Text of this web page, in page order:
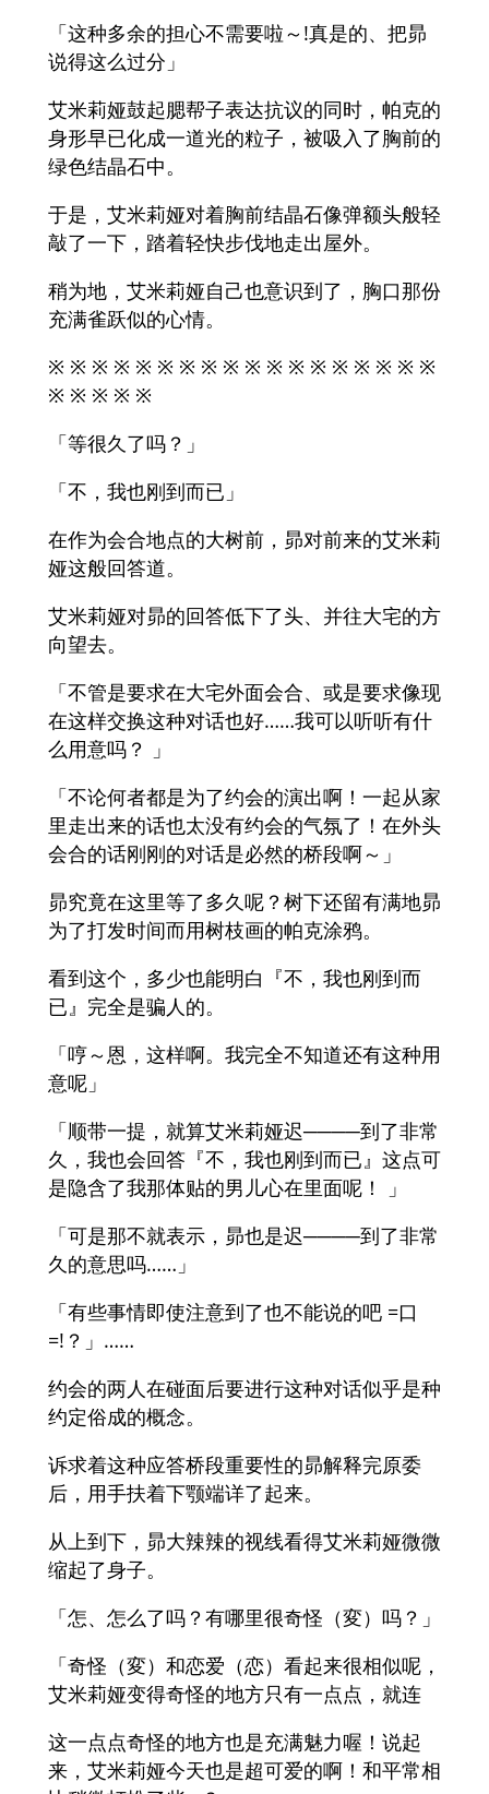
「这种多余的担心不需要啦～!真是的、把昴
说得这么过分」
艾米莉娅鼓起腮帮子表达抗议的同时，帕克的
身形早已化成一道光的粒子，被吸入了胸前的
绿色结晶石中。
于是，艾米莉娅对着胸前结晶石像弹额头般轻
敲了一下，踏着轻快步伐地走出屋外。
稍为地，艾米莉娅自己也意识到了，胸口那份
充满雀跃似的心情。
※ ※ ※ ※ ※ ※ ※ ※ ※ ※ ※ ※ ※ ※ ※ ※ ※ ※
※ ※ ※ ※ ※
「等很久了吗？」
「不，我也刚到而已」
在作为会合地点的大树前，昴对前来的艾米莉
娅这般回答道。
艾米莉娅对昴的回答低下了头、并往大宅的方
向望去。
「不管是要求在大宅外面会合、或是要求像现
在这样交换这种对话也好……我可以听听有什
么用意吗？ 」
「不论何者都是为了约会的演出啊！一起从家
里走出来的话也太没有约会的气氛了！在外头
会合的话刚刚的对话是必然的桥段啊～」
昴究竟在这里等了多久呢？树下还留有满地昴
为了打发时间而用树枝画的帕克涂鸦。
看到这个，多少也能明白『不，我也刚到而
已』完全是骗人的。
「哼～恩，这样啊。我完全不知道还有这种用
意呢」
「顺带一提，就算艾米莉娅迟────到了非常
久，我也会回答『不，我也刚到而已』这点可
是隐含了我那体贴的男儿心在里面呢！ 」
「可是那不就表示，昴也是迟────到了非常
久的意思吗……」
「有些事情即使注意到了也不能说的吧 =口
=!？」……
约会的两人在碰面后要进行这种对话似乎是种
约定俗成的概念。
诉求着这种应答桥段重要性的昴解释完原委
后，用手扶着下颚端详了起来。
从上到下，昴大辣辣的视线看得艾米莉娅微微
缩起了身子。
「怎、怎么了吗？有哪里很奇怪（変）吗？」
「奇怪（変）和恋爱（恋）看起来很相似呢，
艾米莉娅变得奇怪的地方只有一点点，就连
这一点点奇怪的地方也是充满魅力喔！说起
来，艾米莉娅今天也是超可爱的啊！和平常相